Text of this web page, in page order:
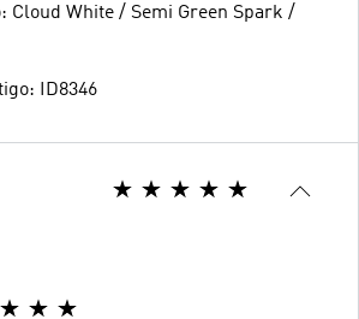
Cloud White / Semi Green Spark /
ID8346